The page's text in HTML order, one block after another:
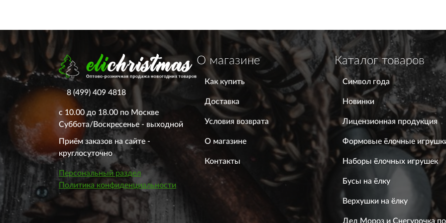
О магазине
Как купить
Доставка
Условия возврата
О магазине
Контакты
Каталог товаров
Символ года
Новинки
Лицензионная продукция
Формовые ёлочные
Наборы ёлочных игрушек
Бусы на ёлку
Верхушки на ёлку
Дед Мороз и Снегурочка
8 (499) 409 4818
с 10.00 до 18.00 по Москве
Суббота/Воскресенье - выходной
Приём заказов на сайте -
круглосуточно
Персональный раздел
Политика конфиденциальности